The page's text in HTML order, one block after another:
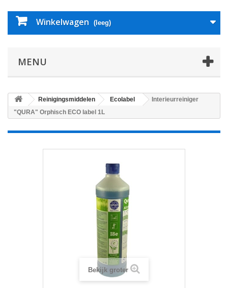
Winkelwagen (leeg)
MENU
Reinigingsmiddelen Ecolabel
Interieurreiniger
"QURA" Orphisch ECO label 1L
Bekijk groter